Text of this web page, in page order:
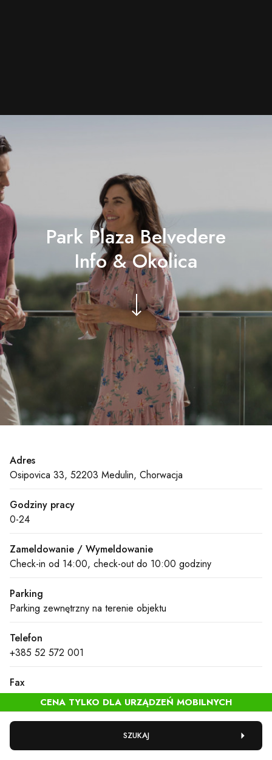
SZUKAJ
Park Plaza Belvedere
Info & Okolica
Adres
Osipovica 33, 52203 Medulin, Chorwacja
Godziny pracy
0-24
Zameldowanie / Wymeldowanie
Check-in od 14:00, check-out do 10:00 godziny
Parking
Parking zewnętrzny na terenie objektu
Telefon
+385 52 572 001
Fax
+385 52 529 401
E-mail
ppbmres@parkplazacroatia.hr